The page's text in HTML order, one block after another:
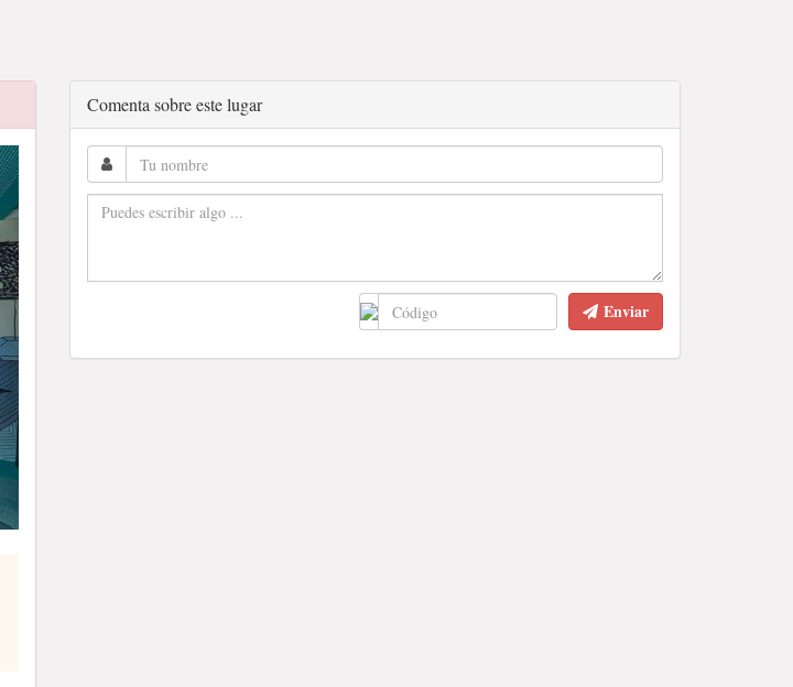
Comenta sobre este lugar
Enviar